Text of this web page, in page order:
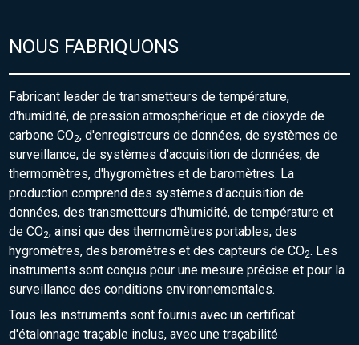
NOUS FABRIQUONS
Fabricant leader de transmetteurs de température,
d'humidité, de pression atmosphérique et de dioxyde de
carbone CO2, d'enregistreurs de données, de systèmes de
surveillance, de systèmes d'acquisition de données, de
thermomètres, d'hygromètres et de baromètres. La
production comprend des systèmes d'acquisition de
données, des transmetteurs d'humidité, de température et
de CO2, ainsi que des thermomètres portables, des
hygromètres, des baromètres et des capteurs de CO2. Les
instruments sont conçus pour une mesure précise et pour la
surveillance des conditions environnementales.
Tous les instruments sont fournis avec un certificat
d'étalonnage traçable inclus, avec une traçabilité